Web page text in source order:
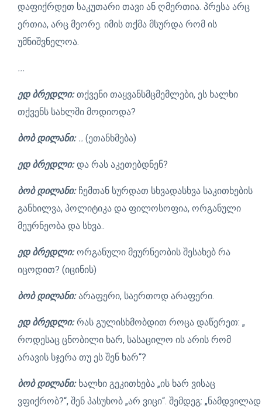
დაფიქრდეთ საკუთარი თავი ან ღმერთია. პრესა არც
ერთია, არც მეორე. იმის თქმა მსურდა რომ ის
უმნიშვნელოა.
...
ედ ბრედლი:თქვენი თაყვანსმცმემლები, ეს ხალხი
თქვენს სახლში მოდიოდა?
ბობ დილანი:.. (ეთანხმება)
ედ ბრედლი:და რას აკეთებდნენ?
ბობ დილანი:ჩემთან სურდათ სხვადასხვა საკითხების
განხილვა, პოლიტიკა და ფილოსოფია, ორგანული
მეურნეობა და სხვა..
ედ ბრედლი:ორგანული მეურნეობის შესახებ რა
იცოდით? (იცინის)
ბობ დილანი:არაფერი, საერთოდ არაფერი.
ედ ბრედლი:რას გულისხმობდით როცა დაწერეთ: „
როდესაც ცნობილი ხარ, სასაცილო ის არის რომ
არავის სჯერა თუ ეს შენ ხარ“?
ბობ დილანი:ხალხი გეკითხება „ის ხარ ვისაც
ვფიქრობ?“, შენ პასუხობ „არ ვიცი“. შემდეგ: „ნამდვილად